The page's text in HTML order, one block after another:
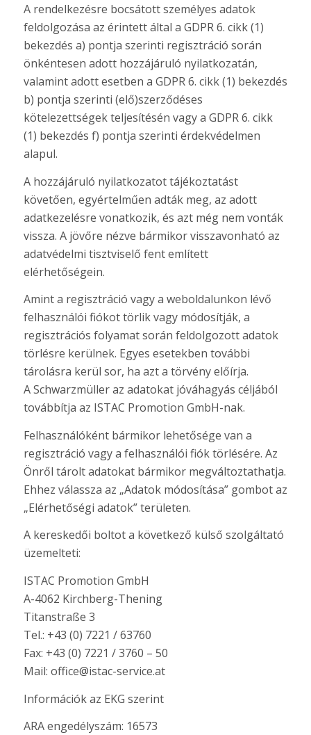
A rendelkezésre bocsátott személyes adatok
feldolgozása az érintett által a GDPR 6. cikk (1)
bekezdés a) pontja szerinti regisztráció során
önkéntesen adott hozzájáruló nyilatkozatán,
valamint adott esetben a GDPR 6. cikk (1) bekezdés
b) pontja szerinti (elő)szerződéses
kötelezettségek teljesítésén vagy a GDPR 6. cikk
(1) bekezdés f) pontja szerinti érdekvédelmen
alapul.
A hozzájáruló nyilatkozatot tájékoztatást
követően, egyértelműen adták meg, az adott
adatkezelésre vonatkozik, és azt még nem vonták
vissza. A jövőre nézve bármikor visszavonható az
adatvédelmi tisztviselő fent említett
elérhetőségein.
Amint a regisztráció vagy a weboldalunkon lévő
felhasználói fiókot törlik vagy módosítják, a
regisztrációs folyamat során feldolgozott adatok
törlésre kerülnek. Egyes esetekben további
tárolásra kerül sor, ha azt a törvény előírja.
A Schwarzmüller az adatokat jóváhagyás céljából
továbbítja az ISTAC Promotion GmbH-nak.
Felhasználóként bármikor lehetősége van a
regisztráció vagy a felhasználói fiók törlésére. Az
Önről tárolt adatokat bármikor megváltoztathatja.
Ehhez válassza az „Adatok módosítása” gombot az
„Elérhetőségi adatok” területen.
A kereskedői boltot a következő külső szolgáltató
üzemelteti:
ISTAC Promotion GmbH
A-4062 Kirchberg-Thening
Titanstraße 3
Tel.: +43 (0) 7221 / 63760
Fax: +43 (0) 7221 / 3760 – 50
Mail: office@istac-service.at
Információk az EKG szerint
ARA engedélyszám: 16573